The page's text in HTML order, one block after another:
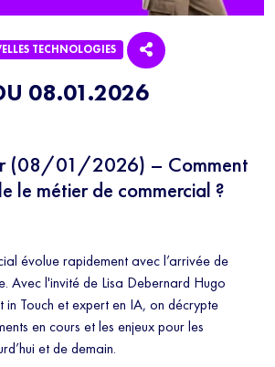
08.01.2026
(08/01/2026) – Comment
le métier de commercial ?
évolue rapidement avec l’arrivée de
Avec l'invité de Lisa Debernard Hugo
Touch et expert en IA, on décrypte
en cours et les enjeux pour les
et de demain.
TECHNOLOGIES